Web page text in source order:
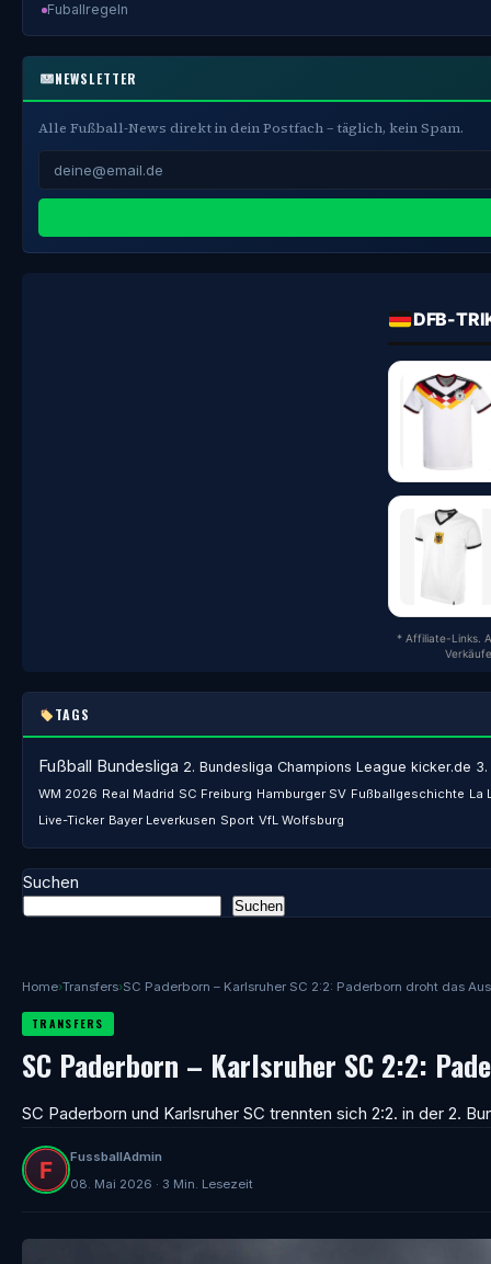
Home›Transfers›SC Paderborn – Karlsruher SC 2:2: Paderborn droht das
TRANSFERS
SC Paderborn – Karlsruher SC 2:2:
SC Paderborn und Karlsruher SC trennten sich 2:2. in der 2.
FussballAdmin
08. Mai 2026 · 3 Min. Lesezeit
Fuballregeln
NEWSLETTER
Alle Fußball-News direkt in dein Postfach – täglich, kein Spam.
DFB-
* Affiliate-Links.
TAGS
Fußball Bundesliga 2. Bundesliga Champions League kicker.de 3.
WM 2026 Real Madrid SC Freiburg Hamburger SV Fußballgeschichte La
Live-Ticker Bayer Leverkusen Sport VfL Wolfsburg
Suchen
Suchen